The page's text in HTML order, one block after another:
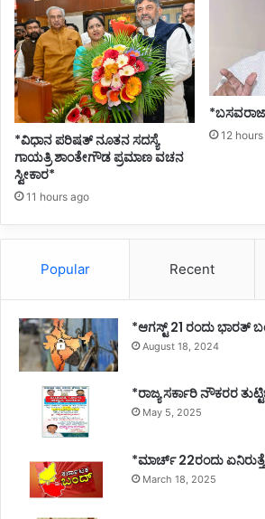
*ವಿಧಾನ ಪರಿಷತ್ ನೂತನ ಸದಸ್ಯೆ
ಗಾಯತ್ರಿ ಶಾಂತೇಗೌಡ ಪ್ರಮಾಣ ವಚನ
ಸ್ವೀಕಾರ*
11 hours ago
12
Popular Recent
*ಆಗಸ್ಟ್ 21 ರಂದು ಭಾರತ್‌
August 18, 2024
*ರಾಜ್ಯ ಸರ್ಕಾರಿ ನೌಕರರ
May 5, 2025
*ಮಾರ್ಚ್ 22ರಂದು
March 18, 2025